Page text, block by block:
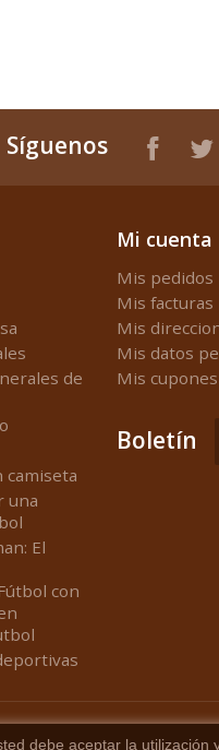
Síguenos
de
camiseta
una
El
con
Mi cuenta
Mis pedidos
Mis
Mis
Mis datos
Mis
debe aceptar la
Boletín